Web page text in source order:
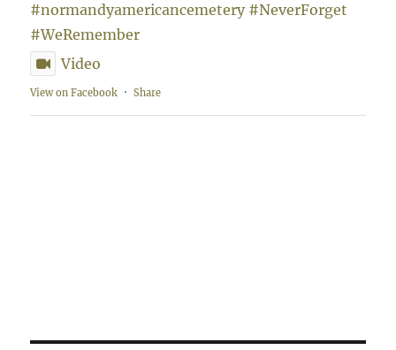
#normandyamericancemetery #NeverForget
#WeRemember
Video
View on Facebook · Share